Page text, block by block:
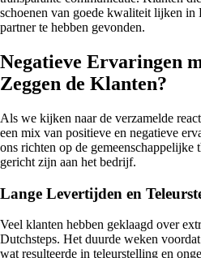
schoenen van goede kwaliteit lijken in
partner te hebben gevonden.
Negatieve Ervaringen
Zeggen de Klanten?
Als we kijken naar de verzamelde
een mix van positieve en negatieve
ons richten op de gemeenschappelijke
gericht zijn aan het bedrijf.
Lange Levertijden en
Veel klanten hebben geklaagd over
Dutchsteps. Het duurde weken
wat resulteerde in teleurstelling en